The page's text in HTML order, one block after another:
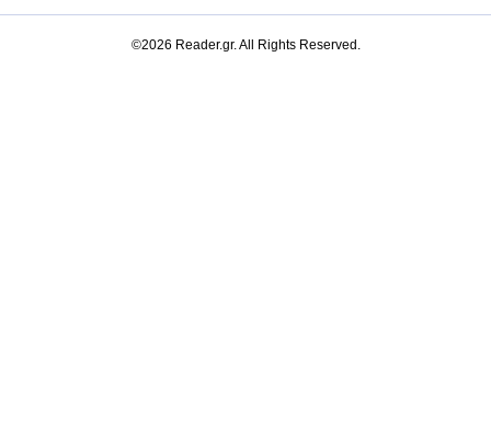
©2026 Reader.gr. All Rights Reserved.